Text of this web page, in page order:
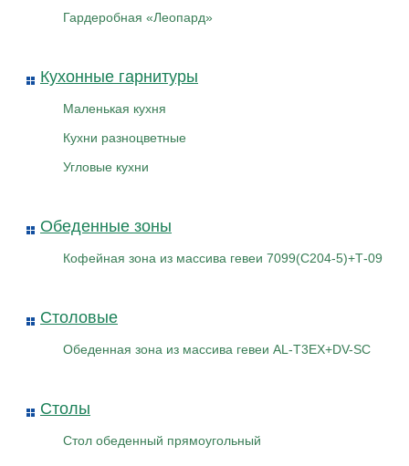
Гардеробная «Леопард»
Кухонные гарнитуры
Маленькая кухня
Кухни разноцветные
Угловые кухни
Обеденные зоны
Кофейная зона из массива гевеи 7099(С204-5)+Т-09
Столовые
Обеденная зона из массива гевеи AL-T3EX+DV-SC
Столы
Стол обеденный прямоугольный